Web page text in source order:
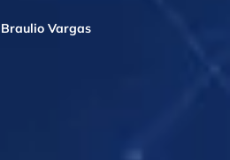
Braulio Vargas